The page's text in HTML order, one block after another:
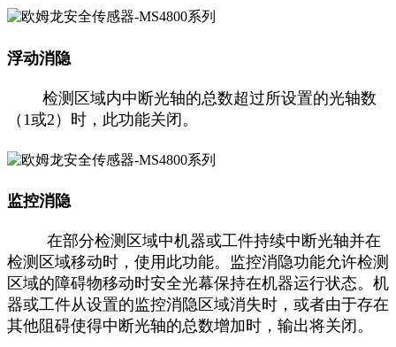
浮动消隐
检测区域内中断光轴的总数超过所设置的光轴数
（1或2）时，此功能关闭。
监控消隐
在部分检测区域中机器或工件持续中断光轴并在
检测区域移动时，使用此功能。监控消隐功能允许检测
区域的障碍物移动时安全光幕保持在机器运行状态。机
器或工件从设置的监控消隐区域消失时，或者由于存在
其他阻碍使得中断光轴的总数增加时，输出将关闭。